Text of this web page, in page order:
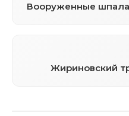
Вооруженные